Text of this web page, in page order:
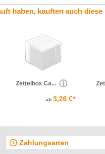
haben, kauften auch
Zettelbox Ca...
ab 3,26 €*
Zahlungsarten